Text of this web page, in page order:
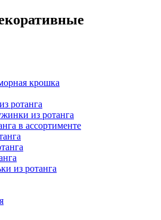
крошка
ротанга
из ротанга
в ассортименте
из ротанга